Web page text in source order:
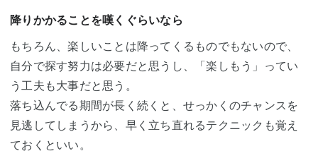
降りかかることを嘆くぐらいなら
もちろん、楽しいことは降ってくるものでもないので、
自分で探す努力は必要だと思うし、「楽しもう」ってい
う工夫も大事だと思う。
落ち込んでる期間が長く続くと、せっかくのチャンスを
見逃してしまうから、早く立ち直れるテクニックも覚え
ておくといい。